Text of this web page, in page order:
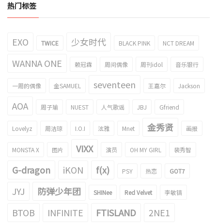
热门标签
EXO TWICE 少女时代 BLACK PINK NCT DREAM
WANNA ONE 赖冠霖 周间偶像 周刊idol 音乐银行
一周的偶像 金SAMUEL seventeen 王嘉尔 Jackson
AOA 周子瑜 NUEST 人气歌谣 JBJ Gfriend
Lovelyz 周洁琼 I.O.I 泫雅 Mnet 金秀贤 画报
MONSTA X 图片 VIXX 演员 OH MY GIRL 裴秀智
G-dragon iKON f(x) PSY 热恋 GOT7
JYJ 防弹少年团 SHINee Red Velvet 李敏镐
BTOB INFINITE FTISLAND
2NE1